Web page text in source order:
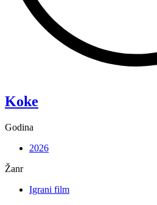
Koke
Godina
2026
Žanr
Igrani film